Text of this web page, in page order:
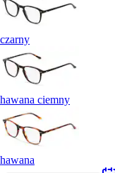
czarny
hawana ciemny
hawana